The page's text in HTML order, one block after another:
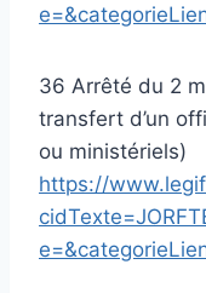
36 Arrêté du 2
transfert d’un
ou ministériels)
https://